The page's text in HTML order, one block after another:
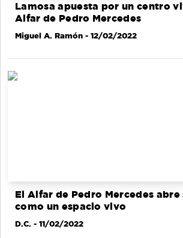
Lamosa apuesta por un centro
Alfar de Pedro Mercedes
Miguel A. Ramón - 12/02/2022
El Alfar de Pedro Mercedes abre
como un espacio vivo
D.C. - 11/02/2022